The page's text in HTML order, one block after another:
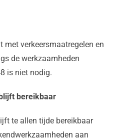
met verkeersmaatregelen en
de werkzaamheden
is niet nodig.
bereikbaar
te allen tijde bereikbaar
aan